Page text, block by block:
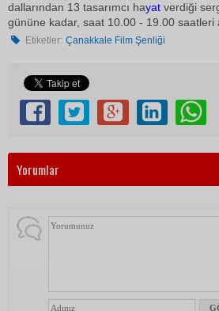
dallarından 13 tasarımcı hayat verdiği
gününe kadar, saat 10.00 - 19.00 saatleri
Etiketler: Çanakkale Film Şenliği
Yorumlar